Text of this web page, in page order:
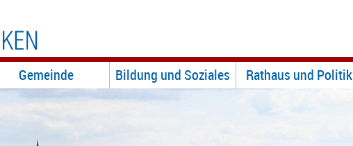
Gemeinde Bildung und Soziales Rathaus und Politik